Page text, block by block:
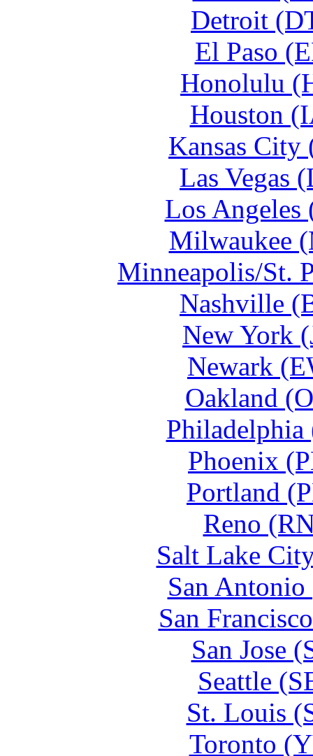
Detroit
El Paso
Honolulu
Houston
Kansas
Las Vegas
Los
Milwaukee
Minneapolis/St.
Nashville
New York
Newark
Oakland
Phoenix
Portland
Reno
Salt Lake
San
San
San Jose
Seattle
St. Louis
Toronto